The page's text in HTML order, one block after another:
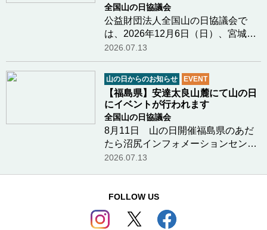
全国山の日協議会
公益財団法人全国山の日協議会で
は、2026年12月6日（日）、宮城県
栗原市において「国際山の日2026シ
ンポジウム in みやぎ」を開催しま
す。 本シンポジウムでは、「生物多
様性」をメインテーマに掲げ、山や
森が育む自然の恵…つづきを読む
2026.07.13
山の日からのお知らせ EVENT
【福島県】安達太良山麓にて山の日
にイベントが行われます
全国山の日協議会
8月11日 山の日開催福島県のあだ
たら沼尻インフォメーションセンタ
ー様より、山の日（８月１１日）に
す。開催日 ： ２０２６年８月１１
日（祝日）開催時…つづきを読む
2026.07.13
FOLLOW US